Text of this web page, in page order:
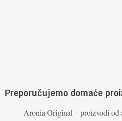
Preporučujemo domaće
Aronia Original – proizvodi od